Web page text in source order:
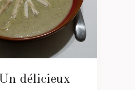
Un délicieux